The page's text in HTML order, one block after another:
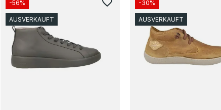
-56%
AUSVERKAUFT
-30%
AUSVERKAUFT